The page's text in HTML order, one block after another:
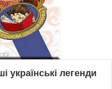
українські легенди